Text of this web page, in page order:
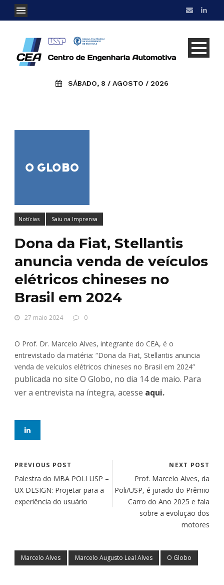
SÁBADO, 8 / AGOSTO / 2026
Notícias Saiu na Imprensa
Dona da Fiat, Stellantis
anuncia venda de veículos
elétricos chineses no
Brasil em 2024
27 maio 2024 0
O Prof. Dr. Marcelo Alves, integrante do CEA, é o
entrevistado da matéria: “Dona da Fiat, Stellantis anuncia
venda de veículos elétricos chineses no Brasil em 2024”
publicada no site O Globo, no dia 14 de maio. Para
ver a entrevista na íntegra, acesse aqui.
PREVIOUS POST
Palestra do MBA POLI USP –
UX DESIGN: Projetar para a
experiência do usuário
NEXT POST
Prof. Marcelo Alves, da
Poli/USP, é jurado do Prêmio
Carro do Ano 2025 e fala
sobre a evolução dos
motores
Marcelo Alves Marcelo Augusto Leal Alves O Globo